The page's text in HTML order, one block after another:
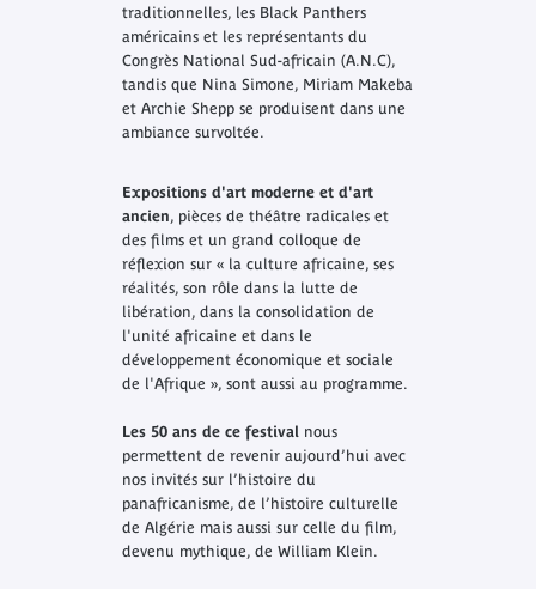
traditionnelles, les Black Panthers
américains et les représentants du
Congrès National Sud-africain (A.N.C),
tandis que Nina Simone, Miriam Makeba
et Archie Shepp se produisent dans une
ambiance survoltée.
Expositions d'art moderne et d'art
ancien, pièces de théâtre radicales et
des films et un grand colloque de
réflexion sur « la culture africaine, ses
réalités, son rôle dans la lutte de
libération, dans la consolidation de
l'unité africaine et dans le
développement économique et sociale
de l'Afrique », sont aussi au programme.
Les 50 ans de ce festival nous
permettent de revenir aujourd’hui avec
nos invités sur l’histoire du
panafricanisme, de l’histoire culturelle
de Algérie mais aussi sur celle du film,
devenu mythique, de William Klein.